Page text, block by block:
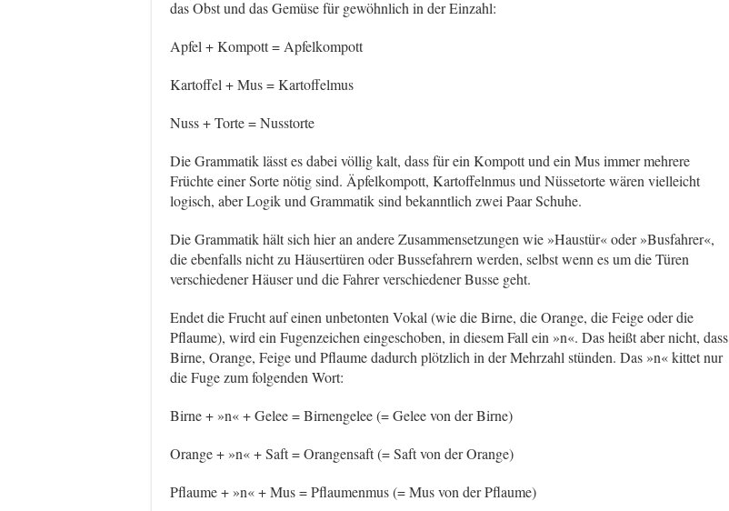
das Obst und das Gemüse für gewöhnlich in der Einzahl:
Apfel + Kompott = Apfelkompott
Kartoffel + Mus = Kartoffelmus
Nuss + Torte = Nusstorte
Die Grammatik lässt es dabei völlig kalt, dass für ein Kompott und ein Mus immer mehrere
Früchte einer Sorte nötig sind. Äpfelkompott, Kartoffelnmus und Nüssetorte wären vielleicht
logisch, aber Logik und Grammatik sind bekanntlich zwei Paar Schuhe.
Die Grammatik hält sich hier an andere Zusammensetzungen wie »Haustür« oder »Busfahrer«,
die ebenfalls nicht zu Häusertüren oder Bussefahrern werden, selbst wenn es um die Türen
verschiedener Häuser und die Fahrer verschiedener Busse geht.
Endet die Frucht auf einen unbetonten Vokal (wie die Birne, die Orange, die Feige oder die
Pflaume), wird ein Fugenzeichen eingeschoben, in diesem Fall ein »n«. Das heißt aber nicht, dass
Birne, Orange, Feige und Pflaume dadurch plötzlich in der Mehrzahl stünden. Das »n« kittet nur
die Fuge zum folgenden Wort:
Birne + »n« + Gelee = Birnengelee (= Gelee von der Birne)
Orange + »n« + Saft = Orangensaft (= Saft von der Orange)
Pflaume + »n« + Mus = Pflaumenmus (= Mus von der Pflaume)